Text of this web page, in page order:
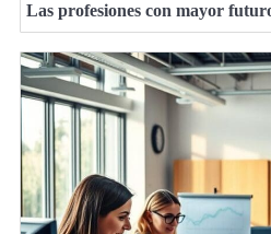
Las profesiones con mayor